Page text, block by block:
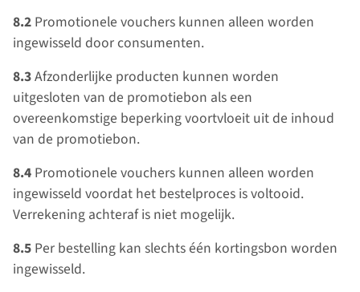
8.2 Promotionele vouchers kunnen alleen worden
ingewisseld door consumenten.
8.3Afzonderlijke producten kunnen worden
uitgesloten van de promotiebon als een
overeenkomstige beperking voortvloeit uit de inhoud
van de promotiebon.
8.4 Promotionele vouchers kunnen alleen worden
ingewisseld voordat het bestelproces is voltooid.
Verrekening achteraf is niet mogelijk.
8.5 Per bestelling kan slechts één kortingsbon worden
ingewisseld.